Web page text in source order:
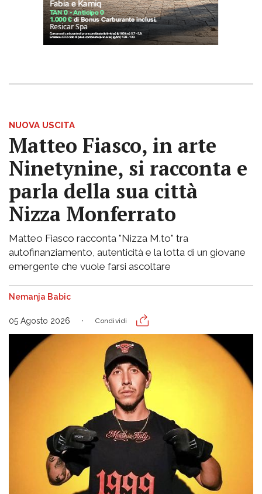
NUOVA USCITA
Matteo Fiasco, in arte
Ninetynine, si racconta e
parla della sua città
Nizza Monferrato
Matteo Fiasco racconta "Nizza M.to" tra
autofinanziamento, autenticità e la lotta di un giovane
emergente che vuole farsi ascoltare
Nemanja Babic
05 Agosto 2026 Condividi